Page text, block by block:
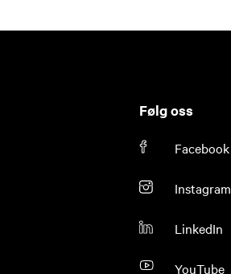
Følg oss
Facebook
Instagram
LinkedIn
YouTube